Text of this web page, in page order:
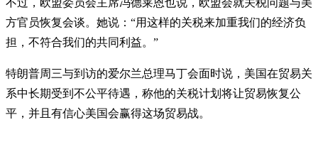
不过，欧盟委员会主席冯德莱恩也说，欧盟会就关税问题与美
方官员恢复会谈。她说：“用这样的关税来加重我们的经济负
担，不符合我们的共同利益。”
特朗普周三与到访的爱尔兰总理马丁会面时说，美国在贸易关
系中长期受到不公平待遇，称他的关税计划将让贸易恢复公
平，并且有信心美国会赢得这场贸易战。